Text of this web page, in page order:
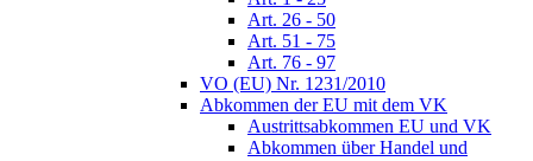
Art. 26 - 50
Art. 51 - 75
Art. 76 - 97
VO (EU) Nr. 1231/2010
Abkommen der EU mit dem VK
Austrittsabkommen EU und VK
Abkommen über Handel und